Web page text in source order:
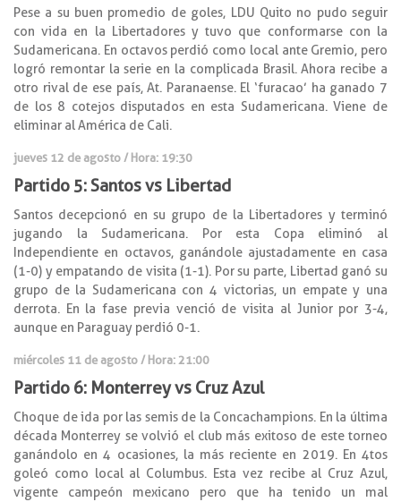
Pese a su buen promedio de goles, LDU Quito no pudo seguir
con vida en la Libertadores y tuvo que conformarse con la
Sudamericana. En octavos perdió como local ante Gremio, pero
logró remontar la serie en la complicada Brasil. Ahora recibe a
otro rival de ese país, At. Paranaense. El ‘furacao’ ha ganado 7
de los 8 cotejos disputados en esta Sudamericana. Viene de
eliminar al América de Cali.
jueves 12 de agosto / Hora: 19:30
Partido 5: Santos vs Libertad
Santos decepcionó en su grupo de la Libertadores y terminó
jugando la Sudamericana. Por esta Copa eliminó al
Independiente en octavos, ganándole ajustadamente en casa
(1-0) y empatando de visita (1-1). Por su parte, Libertad ganó su
grupo de la Sudamericana con 4 victorias, un empate y una
derrota. En la fase previa venció de visita al Junior por 3-4,
aunque en Paraguay perdió 0-1.
miércoles 11 de agosto / Hora: 21:00
Partido 6: Monterrey vs Cruz Azul
Choque de ida por las semis de la Concachampions. En la última
década Monterrey se volvió el club más exitoso de este torneo
ganándolo en 4 ocasiones, la más reciente en 2019. En 4tos
goleó como local al Columbus. Esta vez recibe al Cruz Azul,
vigente campeón mexicano pero que ha tenido un mal